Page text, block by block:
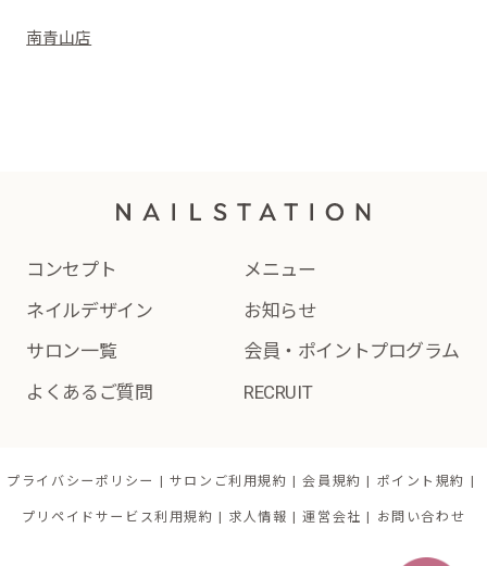
南青山店
コンセプト
メニュー
ネイルデザイン
お知らせ
サロン一覧
会員・ポイントプログラム
よくあるご質問
RECRUIT
プライバシーポリシー サロンご利用規約 会員規約 ポイント規約
プリペイドサービス利用規約 求人情報 運営会社 お問い合わせ